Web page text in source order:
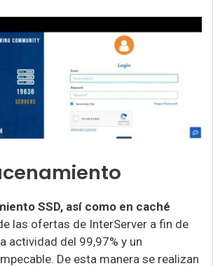
SSD, así como en caché
las ofertas de InterServer a fin de
actividad del 99,97% y un
De esta manera se realizan